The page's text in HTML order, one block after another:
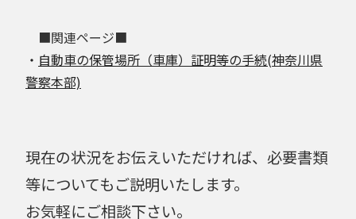
■関連ページ■
・ 自動車の保管場所（車庫）証明等の手続(神奈川県
警察本部)
現在の状況をお伝えいただければ、必要書類
等についてもご説明いたします。
お気軽にご相談下さい。